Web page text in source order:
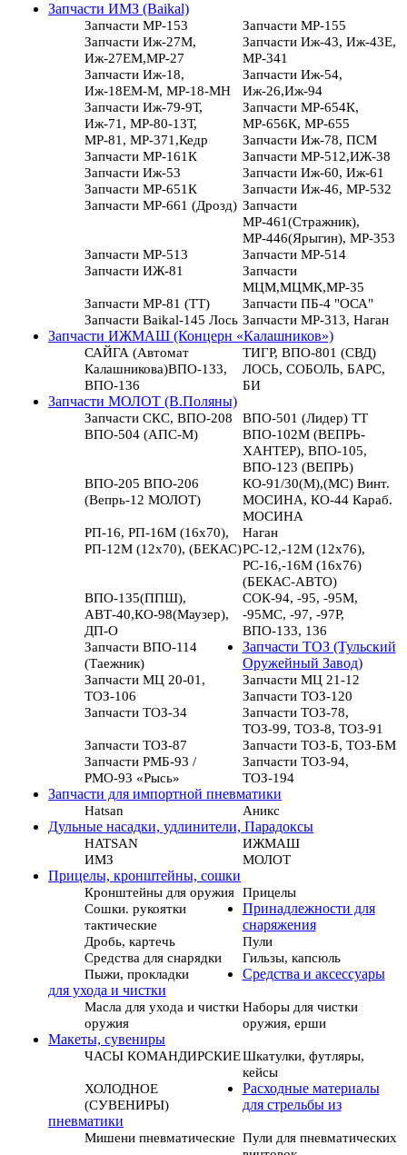
Запчасти ИМЗ (Baikal)
Запчасти МР-153
Запчасти МР-155
Запчасти Иж-27М,
Иж-27ЕМ,МР-27
Запчасти Иж-43, Иж-43Е,
МР-341
Запчасти Иж-18,
Иж-18ЕМ-М, МР-18-МН
Запчасти Иж-54,
Иж-26,Иж-94
Запчасти Иж-79-9Т,
Иж-71, МР-80-13Т,
МР-81, МР-371,Кедр
Запчасти МР-654К,
МР-656К, МР-655
Запчасти Иж-78, ПСМ
Запчасти МР-161К
Запчасти МР-512,ИЖ-38
Запчасти Иж-53
Запчасти Иж-60, Иж-61
Запчасти МР-651К
Запчасти Иж-46, МР-532
Запчасти МР-661 (Дрозд) Запчасти
МР-461(Стражник),
МР-446(Ярыгин), МР-353
Запчасти МР-513
Запчасти МР-514
Запчасти ИЖ-81
Запчасти
МЦМ,МЦМК,МР-35
Запчасти МР-81 (ТТ)
Запчасти ПБ-4 "ОСА"
Запчасти Baikal-145 Лось Запчасти МР-313, Наган
Запчасти ИЖМАШ (Концерн «Калашников»)
САЙГА (Автомат
Калашникова)ВПО-133,
ВПО-136
ТИГР, ВПО-801 (СВД)
ЛОСЬ, СОБОЛЬ, БАРС,
БИ
Запчасти МОЛОТ (В.Поляны)
Запчасти СКС, ВПО-208
ВПО-501 (Лидер) ТТ
ВПО-504 (АПС-М)
ВПО-102М (ВЕПРЬ-
ХАНТЕР), ВПО-105,
ВПО-123 (ВЕПРЬ)
ВПО-205 ВПО-206
(Вепрь-12 МОЛОТ)
КО-91/30(М),(МС) Винт.
МОСИНА, КО-44 Караб.
МОСИНА
РП-16, РП-16М (16х70),
РП-12М (12х70), (БЕКАС)
Наган
РС-12,-12М (12х76),
РС-16,-16М (16х76)
(БЕКАС-АВТО)
ВПО-135(ППШ),
АВТ-40,КО-98(Маузер),
ДП-О
СОК-94, -95, -95М,
-95МС, -97, -97Р,
ВПО-133, 136
Запчасти ВПО-114
(Таежник)
Запчасти ТОЗ (Тульский
Оружейный Завод)
Запчасти МЦ 20-01,
ТОЗ-106
Запчасти МЦ 21-12
Запчасти ТОЗ-120
Запчасти ТОЗ-34
Запчасти ТОЗ-78,
ТОЗ-99, ТОЗ-8, ТОЗ-91
Запчасти ТОЗ-87
Запчасти ТОЗ-Б, ТОЗ-БМ
Запчасти РМБ-93 /
РМО-93 «Рысь»
Запчасти ТОЗ-94,
ТОЗ-194
Запчасти для импортной пневматики
Hatsan
Аникс
Дульные насадки, удлинители, Парадоксы
HATSAN
ИЖМАШ
ИМЗ
МОЛОТ
Прицелы, кронштейны, сошки
Кронштейны для оружия Прицелы
Сошки. рукоятки
тактические
Принадлежности для
снаряжения
Дробь, картечь
Пули
Средства для снарядки
Гильзы, капсюль
Пыжи, прокладки
Средства и аксессуары
для ухода и чистки
Масла для ухода и чистки
оружия
Наборы для чистки
оружия, ерши
Макеты, сувениры
ЧАСЫ КОМАНДИРСКИЕШкатулки, футляры,
кейсы
ХОЛОДНОЕ
(СУВЕНИРЫ)
Расходные материалы
для стрельбы из
пневматики
Мишени пневматические Пули для пневматических